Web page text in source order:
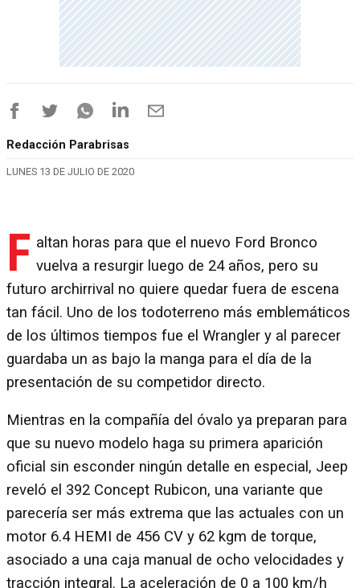
Redacción Parabrisas
LUNES 13 DE JULIO DE 2020
F altan horas para que el nuevo Ford Bronco
vuelva a resurgir luego de 24 años, pero su
futuro archirrival no quiere quedar fuera de escena
tan fácil. Uno de los todoterreno más emblemáticos
de los últimos tiempos fue el Wrangler y al parecer
guardaba un as bajo la manga para el día de la
presentación de su competidor directo.
Mientras en la compañía del óvalo ya preparan para
que su nuevo modelo haga su primera aparición
oficial sin esconder ningún detalle en especial, Jeep
reveló el 392 Concept Rubicon, una variante que
parecería ser más extrema que las actuales con un
motor 6.4 HEMI de 456 CV y 62 kgm de torque,
asociado a una caja manual de ocho velocidades y
tracción integral. La aceleración de 0 a 100 km/h